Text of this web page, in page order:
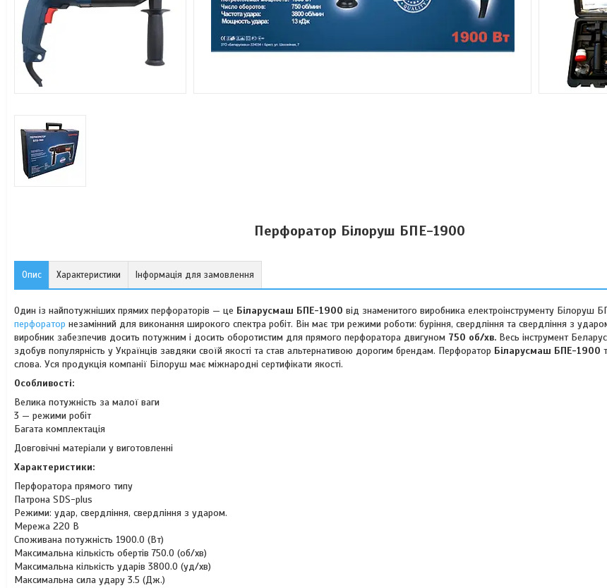
Перфоратор Білоруш БПЕ-1900
Опис Характеристики Інформація для замовлення
Один із найпотужніших прямих перфораторів — це Біларусмаш БПЕ-1900 від знаменитого виробника електроінструменту Білоруш
перфоратор незамінний для виконання широкого спектра робіт. Він має три режими роботи: буріння, свердління та свердління з
виробник забезпечив досить потужним і досить оборотистим для прямого перфоратора двигуном 750 об/хв. Весь інструмент
здобув популярність у Українців завдяки своїй якості та став альтернативою дорогим брендам. Перфоратор Біларусмаш БПЕ-1900
слова. Уся продукція компанії Білоруш має міжнародні сертифікати якості.
Особливості:
Велика потужність за малої ваги
3 — режими робіт
Багата комплектація
Довговічні матеріали у виготовленні
Характеристики:
Перфоратора прямого типу
Патрона SDS-plus
Режими: удар, свердління, свердління з ударом.
Мережа 220 В
Споживана потужність 1900.0 (Вт)
Максимальна кількість обертів 750.0 (об/хв)
Максимальна кількість ударів 3800.0 (уд/хв)
Максимальна сила удару 3.5 (Дж.)